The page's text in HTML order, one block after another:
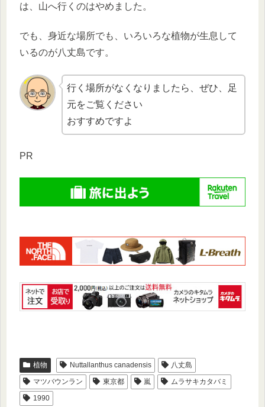
は、山へ行くのはやめました。
でも、身近な場所でも、いろいろな植物が生息して
いるのが八丈島です。
行く場所がなくなりましたら、ぜひ、足
元をご覧ください
おすすめですよ
PR
植物 Nuttallanthus canadensis
八丈島
マツバウンラン
東京都 嵐
ムラサキカタバミ
1990